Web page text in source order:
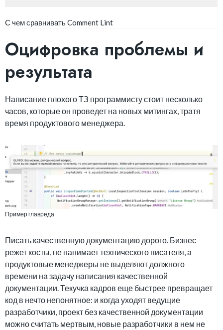
С чем сравнивать Comment Lint
Оцифровка проблемы и
результата
Написание плохого ТЗ программисту стоит несколько
часов, которые он проведет на новых митингах, тратя
время продуктового менеджера.
Пример главреда
Писать качественную документацию дорого. Бизнес
режет косты, не нанимает технического писателя, а
продуктовые менеджеры не выделяют должного
времени на задачу написания качественной
документации. Текучка кадров еще быстрее превращает
код в нечто непонятное: и когда уходят ведущие
разработчики, проект без качественной документации
можно считать мертвым, новые разработчики в нем не